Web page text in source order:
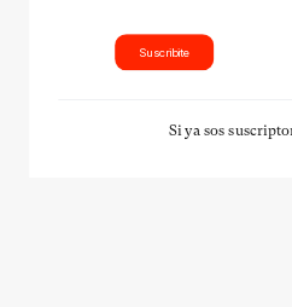
Suscribite
Si ya sos